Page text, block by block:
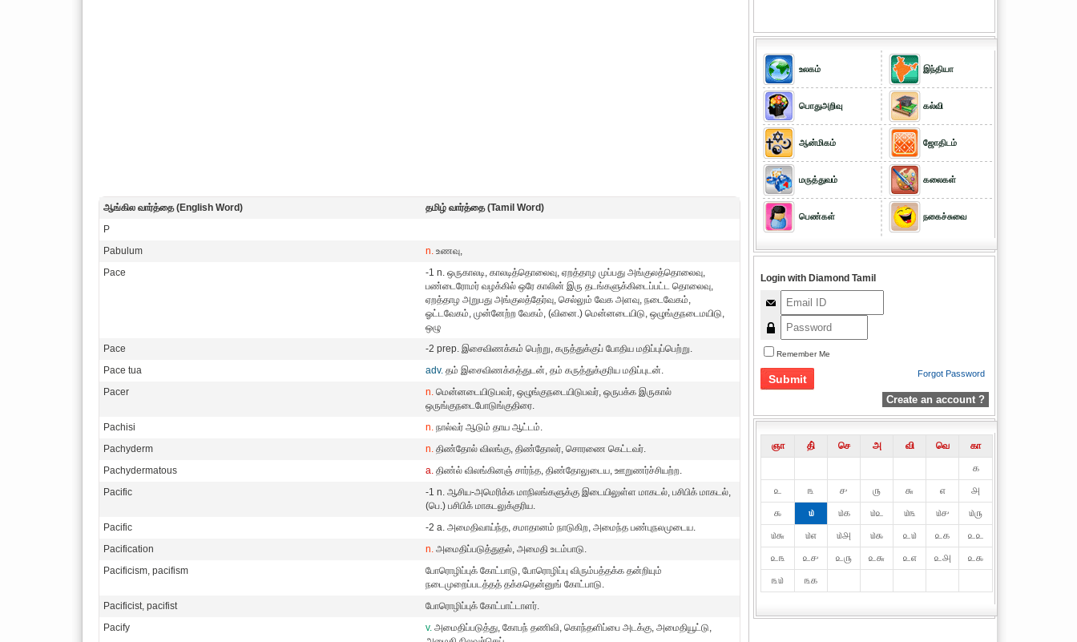
ஆங்கில வார்த்தை (English Word)
தமிழ் வார்த்தை (Tamil Word)
P
Pabulum
n. உணவு,
Pace
-1 n. ஒருகாலடி, காலடித்தொலைவு, ஏறத்தாழ முப்பது அங்குலத்தொலைவு,
பண்டைரோமர் வழக்கில் ஒரே காலின் இரு தடங்களுக்கிடைப்பட்ட தொலைவு,
ஏறத்தாழ அறுபது அங்குலத்தேர்வு, செல்லும் வேக அளவு, நடைவேகம்,
ஓட்டவேகம், முன்னேற்ற வேகம், (வினை.) மென்னடையிடு, ஒழுங்குநடைமயிடு,
ஒழு
Pace
-2 prep. இசைவிணக்கம் பெற்று, கருத்துக்குப் போதிய மதிப்புப்பெற்று.
Pace tua
adv. தம் இசைவிணக்கத்துடன், தம் கருத்துக்குரிய மதிப்புடன்.
Pacer
n. மென்னடையிடுபவர், ஒழுங்குநடையிடுபவர், ஒருபக்க இருகால்
ஒருங்குநடைபோடுங்குதிரை.
Pachisi
n. நால்வர் ஆடும் தாய ஆட்டம்.
Pachyderm
n. திண்தோல் விலங்கு, திண்தோலர், சொரணை கெட்டவர்.
Pachydermatous
a. திண்ல் விலங்கினஞ் சார்ந்த, திண்தோலுடைய, ஊறுணர்ச்சியற்ற.
Pacific
-1 n. ஆசிய-அமெரிக்க மாநிலங்களுக்கு இடையிலுள்ள மாகடல், பசிபிக் மாகடல்,
(பெ.) பசிபிக் மாகடலுக்குரிய.
Pacific
-2 a. அமைதிவாய்ந்த, சமாதானம் நாடுகிற, அமைந்த பண்புநலமுடைய.
Pacification
n. அமைதிப்படுத்துதல், அமைதி உடம்பாடு.
Pacificism, pacifism
போரொழிப்புக் கோட்பாடு, போரொழிப்பு விரும்பத்தக்க தன்றியும்
நடைமுறைப்படத்தத் தக்கதென்னுங் கோட்பாடு.
Pacificist, pacifist
போரொழிப்புக் கோட்பாட்டாளர்.
Pacify
v. அமைதிப்படுத்து, கோபந் தணிவி, கொந்தளிப்பை அடக்கு, அமைதியூட்டு,
உலகம்
பொதுஅறிவு
ஆன்மிகம்
மருத்துவம்
பெண்கள்
இந்தியா
கல்வி
ஜோதிடம்
கலைகள்
நகைச்சுவை
Login with Diamond Tamil
Remember Me
Forgot Password
Create an account ?
ஞா தி் செ அ வி வெ
கா
௧
௨
௩ ௪ ௫ ௬ ௭
௮
௯
௰ ௰௧ ௰௨ ௰௩ ௰௪
௰௫
௰௬
௰௭ ௰௮ ௰௯ ௨௰ ௨௧
௨௨
௨௩
௨௪ ௨௫ ௨௬ ௨௭ ௨௮
௨௯
௩௰
௩௧